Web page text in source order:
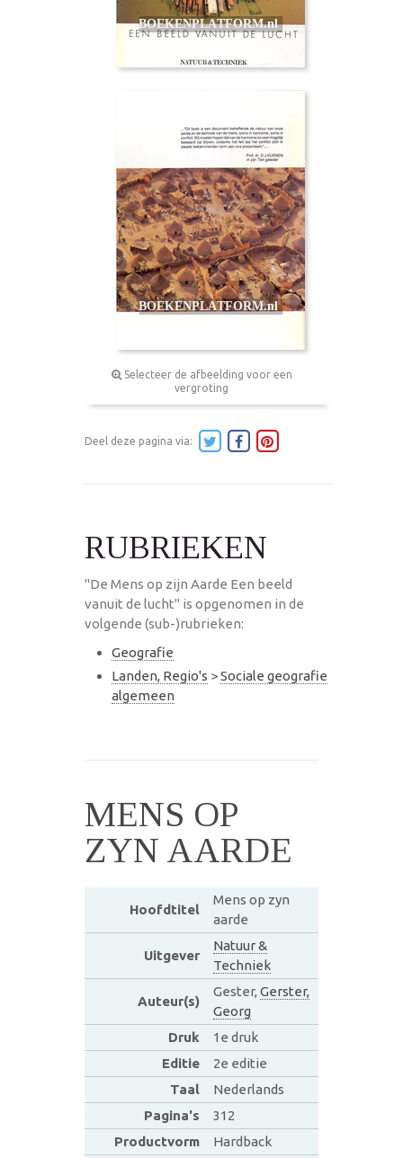
Selecteer de afbeelding voor een
vergroting
Deel deze pagina via:
RUBRIEKEN
"De Mens op zijn Aarde Een beeld
vanuit de lucht" is opgenomen in de
volgende (sub-)rubrieken:
Geografie
Landen, Regio's >Sociale geografie
algemeen
MENS OP
ZYN AARDE
Hoofdtitel
Mens op zyn
aarde
Uitgever
Natuur &
Techniek
Auteur(s)
Gester, Gerster,
Georg
Druk
1e druk
Editie
2e editie
Taal
Nederlands
Pagina's
312
Productvorm
Hardback